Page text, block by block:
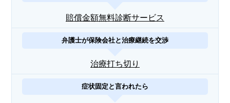
賠償金額無料診断サービス
弁護士が保険会社と治療継続を交渉
治療打ち切り
症状固定と言われたら